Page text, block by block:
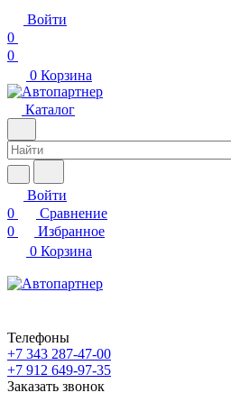
Войти
0
0
0 Корзина
Каталог
Войти
0
Сравнение
0
Избранное
0 Корзина
Телефоны
+7 343 287-47-00
+7 912 649-97-35
Заказать звонок